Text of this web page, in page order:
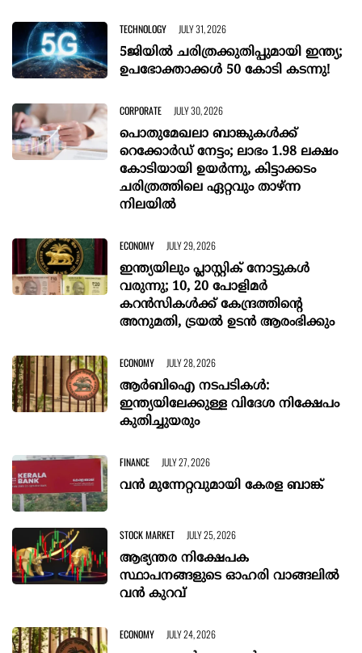
TECHNOLOGY JULY 31, 2026
5ജിയിൽ ചരിത്രക്കുതിപ്പുമായി ഇന്ത്യ;
ഉപഭോക്താക്കൾ 50 കോടി കടന്നു!
CORPORATE JULY 30, 2026
പൊതുമേഖലാ ബാങ്കുകൾക്ക്
റെക്കോർഡ് നേട്ടം; ലാഭം 1.98 ലക്ഷം
കോടിയായി ഉയർന്നു, കിട്ടാക്കടം
ചരിത്രത്തിലെ ഏറ്റവും താഴ്ന്ന
നിലയിൽ
ECONOMY JULY 29, 2026
ഇന്ത്യയിലും പ്ലാസ്റ്റിക് നോട്ടുകൾ
വരുന്നു; 10, 20 പോളിമർ
കറൻസികൾക്ക് കേന്ദ്രത്തിന്റെ
അനുമതി, ട്രയൽ ഉടൻ ആരംഭിക്കും
ECONOMY JULY 28, 2026
ആര്‍ബിഐ നടപടികള്‍:
ഇന്ത്യയിലേക്കുള്ള വിദേശ നിക്ഷേപം
കുതിച്ചുയരും
FINANCE JULY 27, 2026
വന്‍ മുന്നേറ്റവുമായി കേരള ബാങ്ക്
STOCK MARKET JULY 25, 2026
ആഭ്യന്തര നിക്ഷേപക
സ്ഥാപനങ്ങളുടെ ഓഹരി വാങ്ങലിൽ
വൻ കുറവ്
ECONOMY JULY 24, 2026